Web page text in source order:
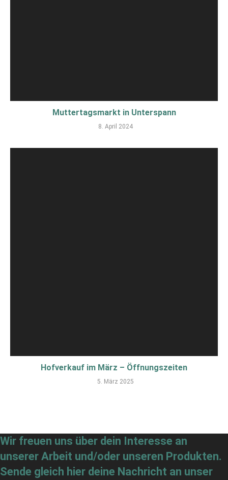
Muttertagsmarkt in Unterspann
8. April 2024
Hofverkauf im März – Öffnungszeiten
5. März 2025
Wir freuen uns über dein Interesse an
unserer Arbeit und/oder unseren Produkten.
Sende gleich hier deine Nachricht an unser